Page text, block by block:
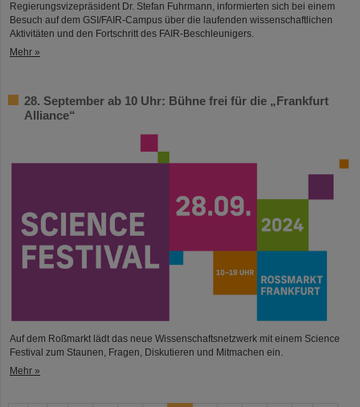
Regierungsvizepräsident Dr. Stefan Fuhrmann, informierten sich bei einem
Besuch auf dem GSI/FAIR-Campus über die laufenden wissenschaftlichen
Aktivitäten und den Fortschritt des FAIR-Beschleunigers.
Mehr »
28. September ab 10 Uhr: Bühne frei für die „Frankfurt
Alliance“
Auf dem Roßmarkt lädt das neue Wissenschaftsnetzwerk mit einem Science
Festival zum Staunen, Fragen, Diskutieren und Mitmachen ein.
Mehr »